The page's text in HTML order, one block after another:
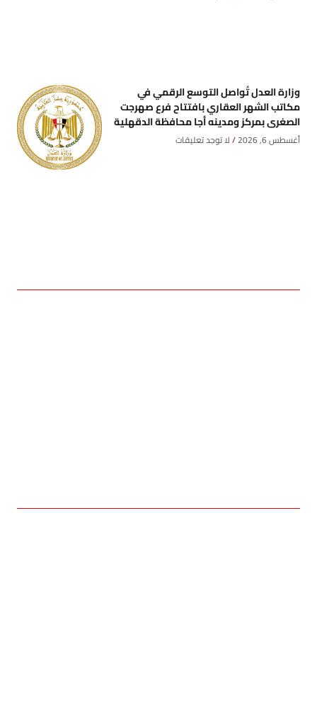
وزارة العدل تُواصل التوسع الرقمي في
مكاتب الشهر العقاري بافتتاح فرع صهرجت
الصغرى بمركز ومدينه أجا محافظة الدقهلية
أغسطس 6, 2026 لا توجد تعليقات